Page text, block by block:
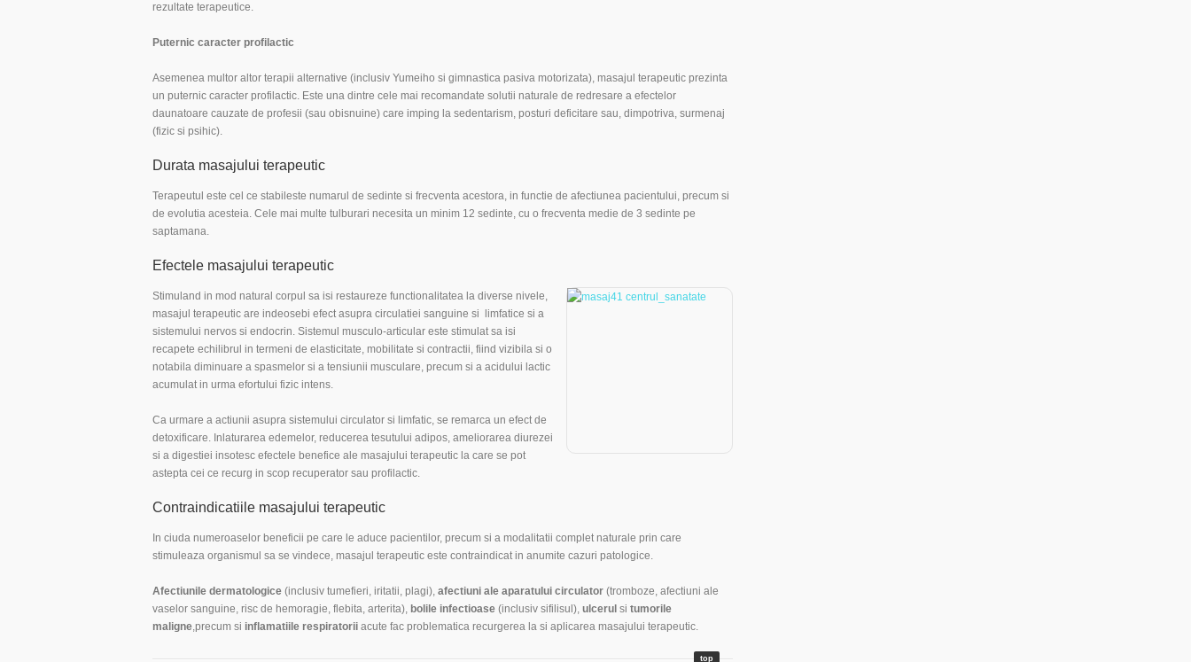
rezultate terapeutice.
Puternic caracter profilactic
Asemenea multor altor terapii alternative (inclusiv Yumeiho si gimnastica pasiva motorizata), masajul terapeutic prezinta
un puternic caracter profilactic. Este una dintre cele mai recomandate solutii naturale de redresare a efectelor
daunatoare cauzate de profesii (sau obisnuine) care imping la sedentarism, posturi deficitare sau, dimpotriva, surmenaj
(fizic si psihic).
Durata masajului terapeutic
Terapeutul este cel ce stabileste numarul de sedinte si frecventa acestora, in functie de afectiunea pacientului, precum si
de evolutia acesteia. Cele mai multe tulburari necesita un minim 12 sedinte, cu o frecventa medie de 3 sedinte pe
saptamana.
Efectele masajului terapeutic
Stimuland in mod natural corpul sa isi restaureze functionalitatea la diverse nivele,
masajul terapeutic are indeosebi efect asupra circulatiei sanguine si limfatice si a
sistemului nervos si endocrin. Sistemul musculo-articular este stimulat sa isi
recapete echilibrul in termeni de elasticitate, mobilitate si contractii, fiind vizibila si o
notabila diminuare a spasmelor si a tensiunii musculare, precum si a acidului lactic
acumulat in urma efortului fizic intens.
Ca urmare a actiunii asupra sistemului circulator si limfatic, se remarca un efect de
detoxificare. Inlaturarea edemelor, reducerea tesutului adipos, ameliorarea diurezei
si a digestiei insotesc efectele benefice ale masajului terapeutic la care se pot
astepta cei ce recurg in scop recuperator sau profilactic.
Contraindicatiile masajului terapeutic
In ciuda numeroaselor beneficii pe care le aduce pacientilor, precum si a modalitatii complet naturale prin care
stimuleaza organismul sa se vindece, masajul terapeutic este contraindicat in anumite cazuri patologice.
Afectiunile dermatologice (inclusiv tumefieri, iritatii, plagi), afectiuni ale aparatului circulator (tromboze, afectiuni ale
vaselor sanguine, risc de hemoragie, flebita, arterita), bolile infectioase (inclusiv sifilisul), ulcerul si tumorile
maligne,precum si inflamatiile respiratorii acute fac problematica recurgerea la si aplicarea masajului terapeutic.
top